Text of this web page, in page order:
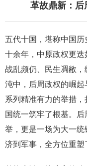
革故鼎新：后
五代十国，堪称中国
十余年，中原政权更迭
战乱频仍、民生凋敝
沌中，后周政权的崛
系列精准有力的举措
国统一筑牢了根基。
举，更是一场为大一
济到军事，全方位重塑